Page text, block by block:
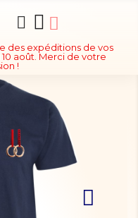
des expéditions de vos
août. Merci de votre
!